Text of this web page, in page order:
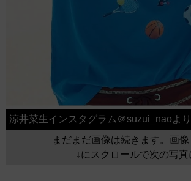
涼井菜生インスタグラム＠suzui_naoより
まだまだ画像は続きます。画像
↓にスクロールで次の写真